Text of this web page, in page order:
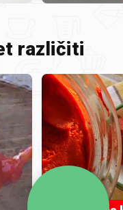
različiti